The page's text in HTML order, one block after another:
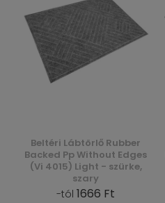
Beltéri Lábtörlő Rubber
Backed Pp Without Edges
(Vi 4015) Light - szürke,
szary
-tól 1666 Ft